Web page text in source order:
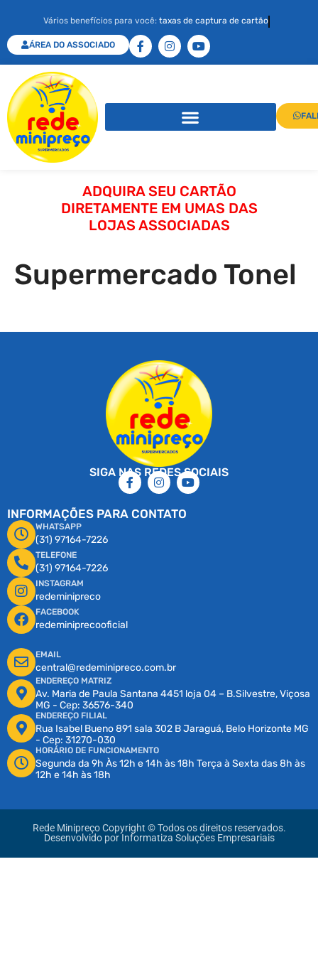
Vários benefícios para você: taxas de captura de cartão
ÁREA DO ASSOCIADO
ADQUIRA SEU CARTÃO
DIRETAMENTE EM UMAS DAS
LOJAS ASSOCIADAS
Supermercado Tonel
SIGA NAS REDES SOCIAIS
INFORMAÇÕES PARA CONTATO
WHATSAPP
(31) 97164-7226
TELEFONE
(31) 97164-7226
INSTAGRAM
redeminipreco
FACEBOOK
redeminiprecooficial
EMAIL
central@redeminipreco.com.br
ENDEREÇO MATRIZ
Av. Maria de Paula Santana 4451 loja 04 – B.Silvestre, Viçosa
MG - Cep: 36576-340
ENDEREÇO FILIAL
Rua Isabel Bueno 891 sala 302 B Jaraguá, Belo Horizonte MG
- Cep: 31270-030
HORÁRIO DE FUNCIONAMENTO
Segunda da 9h Às 12h e 14h às 18h Terça à Sexta das 8h às
12h e 14h às 18h
Rede Minipreço Copyright © Todos os direitos reservados.
Desenvolvido por Informatiza Soluções Empresariais